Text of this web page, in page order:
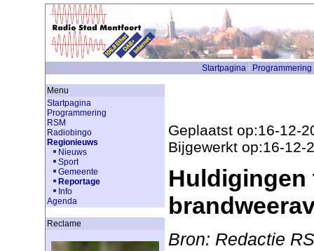
Startpagina Programmering
Menu
Startpagina
Programmering
RSM
Radiobingo
Regionieuws
Nieuws
Sport
Gemeente
Reportage
Info
Agenda
Reclame
Geplaatst op:16-12-
Bijgewerkt op:16-12-
Huldigingen
Bron: Redactie